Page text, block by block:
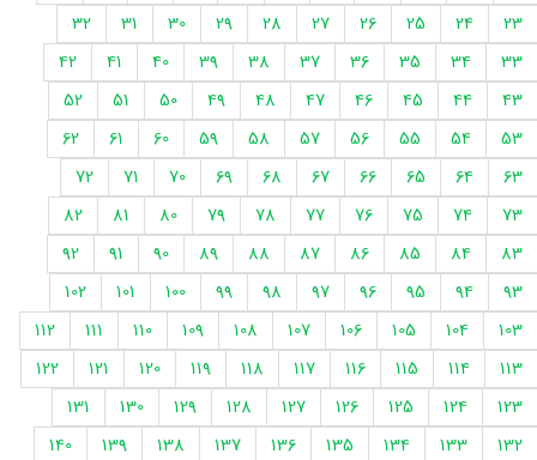
23
24
25
26
27
28
29
30
31
32
33
34
35
36
37
38
39
40
41
42
43
44
45
46
47
48
49
50
51
52
53
54
55
56
57
58
59
60
61
62
63
64
65
66
67
68
69
70
71
72
73
74
75
76
77
78
79
80
81
82
83
84
85
86
87
88
89
90
91
92
93
94
95
96
97
98
99
100
101
102
103
104
105
106
107
108
109
110
111
112
113
114
115
116
117
118
119
120
121
122
123
124
125
126
127
128
129
130
131
132
133
134
135
136
137
138
139
140